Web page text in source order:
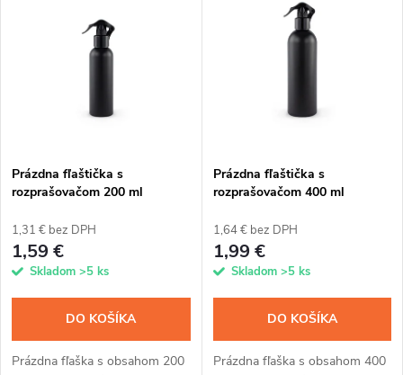
e
p
r
s
p
r
o
d
Prázdna fľaštička s
rozprašovačom 200 ml
1,31 € bez DPH
1,59 €
Skladom >5 ks
DO KOŠÍKA
Prázdna fľaška s obsahom 200
Prázdna fľaštička s
rozprašovačom 400 ml
1,64 € bez DPH
1,99 €
Skladom >5 ks
DO KOŠÍKA
Prázdna fľaška s obsahom 400